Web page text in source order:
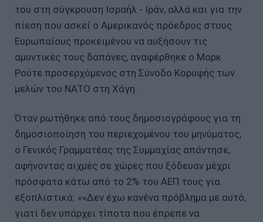
του στη σύγκρουση Ισραήλ - Ιράν, αλλά και για την
πίεση που ασκεί ο Αμερικανός πρόεδρος στους
Ευρωπαίους προκειμένου να αυξήσουν τις
αμυντικές τους δαπάνες, αναφέρθηκε ο Μαρκ
Ρούτε προσερχόμενος στη Σύνοδο Κορυφής των
μελών του ΝΑΤΟ στη Χάγη.
Όταν ρωτήθηκε από τους δημοσιογράφους για τη
δημοσιοποίηση του περιεχομένου του μηνύματος,
ο Γενικός Γραμματέας της Συμμαχίας απάντησε,
αφήνοντας αιχμές σε χώρες που ξόδευαν μέχρι
πρόσφατα κάτω από το 2% του ΑΕΠ τους για
εξοπλιστικά: ««Δεν έχω κανένα πρόβλημα με αυτό,
γιατί δεν υπάρχει τίποτα που έπρεπε να